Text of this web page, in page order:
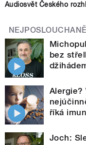
Audiosvět Českého
bez
Alergie?
říká
Joch: